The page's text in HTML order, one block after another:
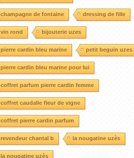
champagne de fontaine dressing de fille
vin rond bijouterie uzes
pierre cardin bleu marine petit beguin uzes
pierre cardin bleu marine pour lui
coffret parfum pierre cardin femme
coffret caudalie fleur de vigne
coffret pierre cardin parfum
revendeur chantal b la nougatine uzès
la nougatine uzès